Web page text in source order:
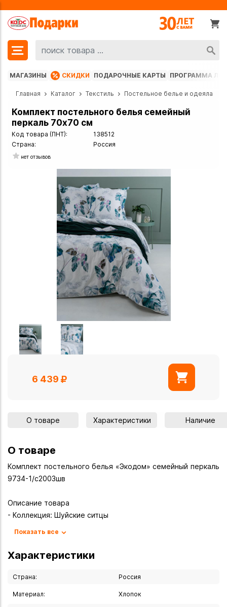
МАГАЗИНЫ СКИДКИ ПОДАРОЧНЫЕ КАРТЫ ПРОГРАММА
Главная Каталог Текстиль Постельное белье и одеяла
Комплект постельного белья семейный
перкаль 70х70 см
Код товара (ПНТ):
138512
Страна:
Россия
нет отзывов
6 439
О товаре Характеристики Наличие
О товаре
Комплект постельного белья «Экодом» семейный перкаль
9734-1/с2003шв
Описание товара
- Коллекция: Шуйские ситцы
- Тип комплекта: Семейный
- Материал: 100% хлопок (перкаль)
- Экологичность: изготовлен из премиального хлопка
Показать все
Характеристики
Страна: Россия
Материал: Хлопок